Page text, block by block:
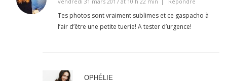
Tes photos sont vraiment sublimes et ce gaspacho à
l’air d’être une petite tuerie! A tester d’urgence!
OPHÉLIE